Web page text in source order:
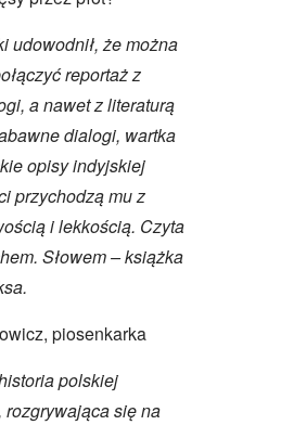
udowodnił, że można
reportaż z
a nawet z literaturą
dialogi, wartka
opisy indyjskiej
przychodzą mu z
i lekkością. Czyta
Słowem – książka
piosenkarka
polskiej
rozgrywająca się na